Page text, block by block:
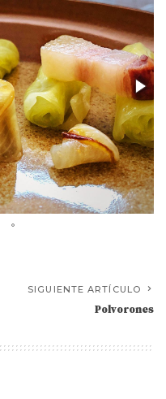
SIGUIENTE ARTÍCULO
Polvorones